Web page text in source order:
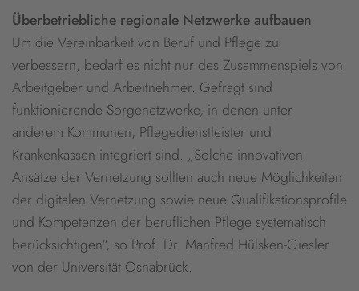
Überbetriebliche regionale Netzwerke aufbauen
Um die Vereinbarkeit von Beruf und Pflege zu
verbessern, bedarf es nicht nur des Zusammenspiels von
Arbeitgeber und Arbeitnehmer. Gefragt sind
funktionierende Sorgenetzwerke, in denen unter
anderem Kommunen, Pflegedienstleister und
Krankenkassen integriert sind. „Solche innovativen
Ansätze der Vernetzung sollten auch neue Möglichkeiten
der digitalen Vernetzung sowie neue Qualifikationsprofile
und Kompetenzen der beruflichen Pflege systematisch
berücksichtigen“, so Prof. Dr. Manfred Hülsken-Giesler
von der Universität Osnabrück.